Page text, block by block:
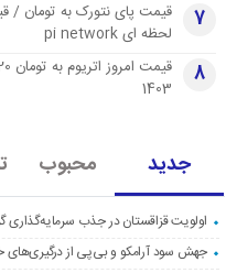
7
قیمت پای نتورک به تومان /
لحظه ای pi network
8
1403
جدید محبوب
اولویت قزاقستان در جذب سرمایه‌گذاری
جهش سود آرامکو و بی‌پی از درگیری‌های